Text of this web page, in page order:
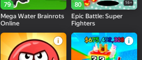
79
Mega Water Brainrots
Online
80 16+
Epic Battle: Super
Fighters